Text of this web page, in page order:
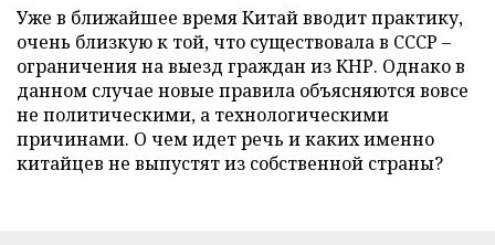
Уже в ближайшее время Китай вводит практику,
очень близкую к той, что существовала в СССР –
ограничения на выезд граждан из КНР. Однако в
данном случае новые правила объясняются вовсе
не политическими, а технологическими
причинами. О чем идет речь и каких именно
китайцев не выпустят из собственной страны?